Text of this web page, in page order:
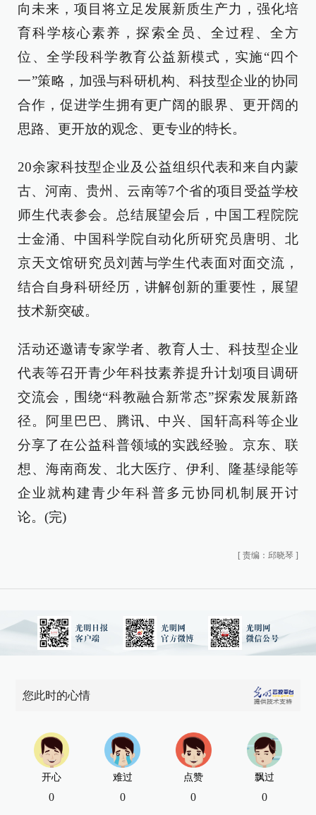
向未来，项目将立足发展新质生产力，强化培
育科学核心素养，探索全员、全过程、全方
位、全学段科学教育公益新模式，实施“四个
一”策略，加强与科研机构、科技型企业的协同
合作，促进学生拥有更广阔的眼界、更开阔的
思路、更开放的观念、更专业的特长。
20余家科技型企业及公益组织代表和来自内蒙
古、河南、贵州、云南等7个省的项目受益学校
师生代表参会。总结展望会后，中国工程院院
士金涌、中国科学院自动化所研究员唐明、北
京天文馆研究员刘茜与学生代表面对面交流，
结合自身科研经历，讲解创新的重要性，展望
技术新突破。
活动还邀请专家学者、教育人士、科技型企业
代表等召开青少年科技素养提升计划项目调研
交流会，围绕“科教融合新常态”探索发展新路
径。阿里巴巴、腾讯、中兴、国轩高科等企业
分享了在公益科普领域的实践经验。京东、联
想、海南商发、北大医疗、伊利、隆基绿能等
企业就构建青少年科普多元协同机制展开讨
论。(完)
[ 责编：邱晓琴 ]
您此时的心情
开心
0
难过
0
点赞
0
飘过
0